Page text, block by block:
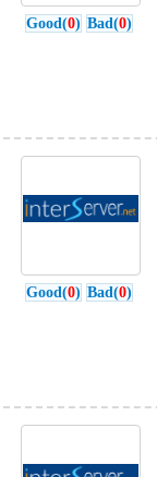
Good(0) Bad(0)
Good(0) Bad(0)